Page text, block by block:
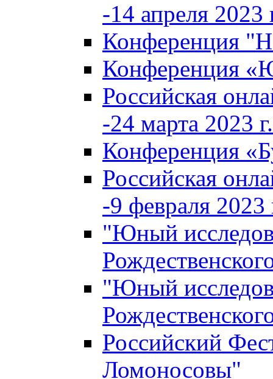
-14 апреля 2023
Конференция
Конференция
Российская
-24 марта 2023
Конференция
Российская
-9 февраля 2023
"Юный
"Юный
Российский
Ломоносовы"